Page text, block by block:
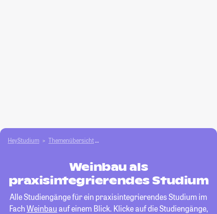
HeyStudium Themenübersicht
Weinbau als
praxisintegrierendes Studium
Alle Studiengänge für ein praxisintegrierendes Studium im
FachWeinbauauf einem Blick. Klicke auf die Studiengänge,